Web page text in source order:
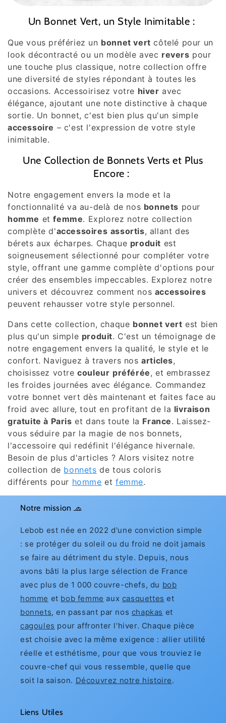
Un Bonnet Vert, un Style Inimitable :
Que vous préfériez un bonnet vert côtelé pour un
look décontracté ou un modèle avec revers pour
une touche plus classique, notre collection offre
une diversité de styles répondant à toutes les
occasions. Accessoirisez votre hiver avec
élégance, ajoutant une note distinctive à chaque
sortie. Un bonnet, c'est bien plus qu'un simple
accessoire – c'est l'expression de votre style
inimitable.
Une Collection de Bonnets Verts et Plus
Encore :
Notre engagement envers la mode et la
fonctionnalité va au-delà de nos bonnets pour
homme etfemme. Explorez notre collection
complète d'accessoires assortis, allant des
bérets aux écharpes. Chaque produit est
soigneusement sélectionné pour compléter votre
style, offrant une gamme complète d'options pour
créer des ensembles impeccables. Explorez notre
univers et découvrez comment nos accessoires
peuvent rehausser votre style personnel.
Dans cette collection, chaque bonnet vert est bien
plus qu'un simple produit. C'est un témoignage de
notre engagement envers la qualité, le style et le
confort. Naviguez à travers nosarticles,
choisissez votrecouleur préférée, et embrassez
les froides journées avec élégance. Commandez
votre bonnet vert dès maintenant et faites face au
froid avec allure, tout en profitant de la livraison
gratuite à Paris et dans toute la France. Laissez-
vous séduire par la magie de nos bonnets,
l'accessoire qui redéfinit l'élégance hivernale.
Besoin de plus d'articles ? Alors visitez notre
collection de bonnets de tous coloris
différents pour homme etfemme.
Notre mission 🧢
Lebob est née en 2022 d'une conviction simple
: se protéger du soleil ou du froid ne doit jamais
se faire au détriment du style. Depuis, nous
avons bâti la plus large sélection de France
avec plus de 1 000 couvre-chefs, du bob
homme et bob femme aux casquettes et
bonnets, en passant par nos chapkas et
cagoules pour affronter l'hiver. Chaque pièce
est choisie avec la même exigence : allier utilité
réelle et esthétisme, pour que vous trouviez le
couvre-chef qui vous ressemble, quelle que
soit la saison. Découvrez notre histoire.
Liens Utiles